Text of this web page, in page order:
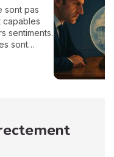
sont pas
capables
sentiments.
sont
leurs
vous
ses